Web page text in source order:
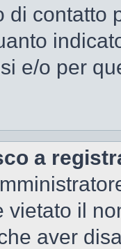
di contatto
e/o per
a
vietato il
aver